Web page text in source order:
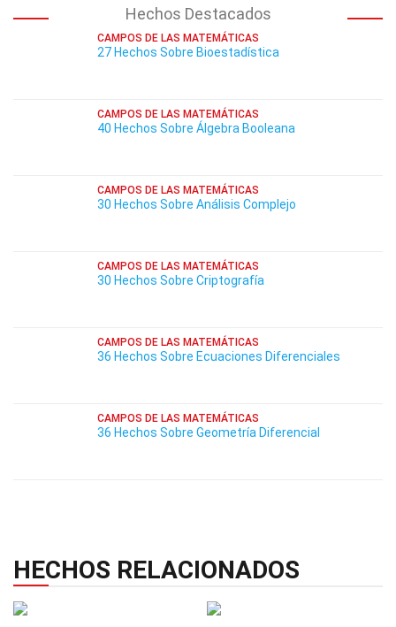
Hechos Destacados
CAMPOS DE LAS MATEMÁTICAS
27 Hechos Sobre Bioestadística
CAMPOS DE LAS MATEMÁTICAS
40 Hechos Sobre Álgebra Booleana
CAMPOS DE LAS MATEMÁTICAS
30 Hechos Sobre Análisis Complejo
CAMPOS DE LAS MATEMÁTICAS
30 Hechos Sobre Criptografía
CAMPOS DE LAS MATEMÁTICAS
36 Hechos Sobre Ecuaciones Diferenciales
CAMPOS DE LAS MATEMÁTICAS
36 Hechos Sobre Geometría Diferencial
HECHOS RELACIONADOS